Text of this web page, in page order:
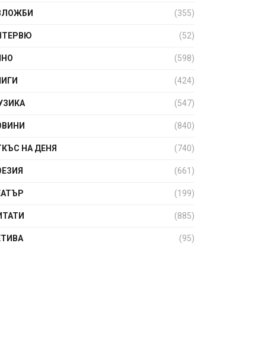
(355)
(52)
(598)
(424)
(547)
(840)
НА ДЕНЯ (740)
(661)
(199)
(885)
(95)